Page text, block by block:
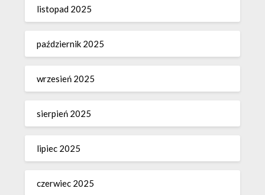
listopad 2025
październik 2025
wrzesień 2025
sierpień 2025
lipiec 2025
czerwiec 2025